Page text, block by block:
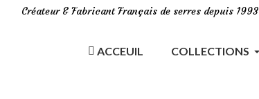
Créateur & Fabricant Français de serres depuis 1993
ACCEUIL COLLECTIONS